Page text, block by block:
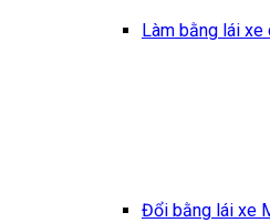
Làm bằng lái
Đổi bằng lái xe